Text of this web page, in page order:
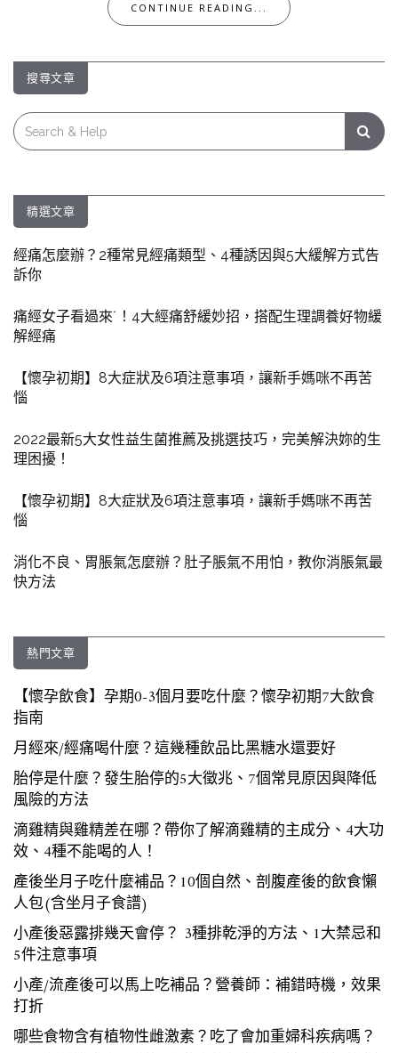
CONTINUE READING...
搜尋文章
Search
for:
精選文章
經痛怎麼辦？2種常見經痛類型、4種誘因與5大緩解方式告
訴你
痛經女子看過來˙！4大經痛舒緩妙招，搭配生理調養好物緩
解經痛
【懷孕初期】8大症狀及6項注意事項，讓新手媽咪不再苦
惱
2022最新5大女性益生菌推薦及挑選技巧，完美解決妳的生
理困擾！
【懷孕初期】8大症狀及6項注意事項，讓新手媽咪不再苦
惱
消化不良、胃脹氣怎麼辦？肚子脹氣不用怕，教你消脹氣最
快方法
熱門文章
【懷孕飲食】孕期0-3個月要吃什麼？懷孕初期7大飲食
指南
月經來/經痛喝什麼？這幾種飲品比黑糖水還要好
胎停是什麼？發生胎停的5大徵兆、7個常見原因與降低
風險的方法
滴雞精與雞精差在哪？帶你了解滴雞精的主成分、4大功
效、4種不能喝的人！
產後坐月子吃什麼補品？10個自然、剖腹產後的飲食懶
人包(含坐月子食譜)
小產後惡露排幾天會停？ 3種排乾淨的方法、1大禁忌和
5件注意事項
小產/流產後可以馬上吃補品？營養師：補錯時機，效果
打折
哪些食物含有植物性雌激素？吃了會加重婦科疾病嗎？